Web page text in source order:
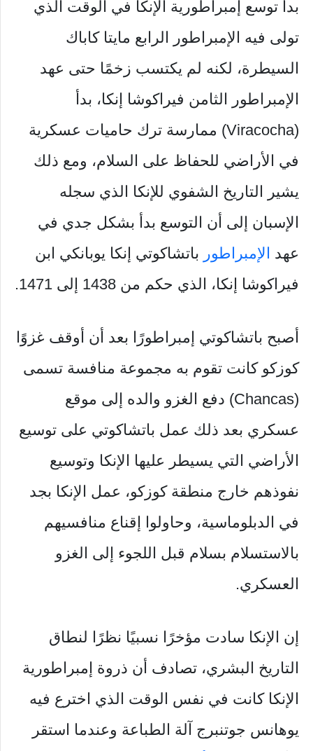
بدأ توسع إمبراطورية الإنكا في الوقت الذي
تولى فيه الإمبراطور الرابع مايتا كاباك
السيطرة، لكنه لم يكتسب زخمًا حتى عهد
الإمبراطور الثامن فيراكوشا إنكا، بدأ
(Viracocha) ممارسة ترك حاميات عسكرية
في الأراضي للحفاظ على السلام، ومع ذلك
يشير التاريخ الشفوي للإنكا الذي سجله
الإسبان إلى أن التوسع بدأ بشكل جدي في
عهد الإمبراطور باتشاكوتي إنكا يوبانكي ابن
فيراكوشا إنكا، الذي حكم من 1438 إلى 1471.
أصبح باتشاكوتي إمبراطورًا بعد أن أوقف غزوًا
كوزكو كانت تقوم به مجموعة منافسة تسمى
(Chancas) دفع الغزو والده إلى موقع
عسكري بعد ذلك عمل باتشاكوتي على توسيع
الأراضي التي يسيطر عليها الإنكا وتوسيع
نفوذهم خارج منطقة كوزكو، عمل الإنكا بجد
في الدبلوماسية، وحاولوا إقناع منافسيهم
بالاستسلام بسلام قبل اللجوء إلى الغزو
العسكري.
إن الإنكا سادت مؤخرًا نسبيًا نظرًا لنطاق
التاريخ البشري، تصادف أن ذروة إمبراطورية
الإنكا كانت في نفس الوقت الذي اخترع فيه
يوهانس جوتنبرج آلة الطباعة وعندما استقر